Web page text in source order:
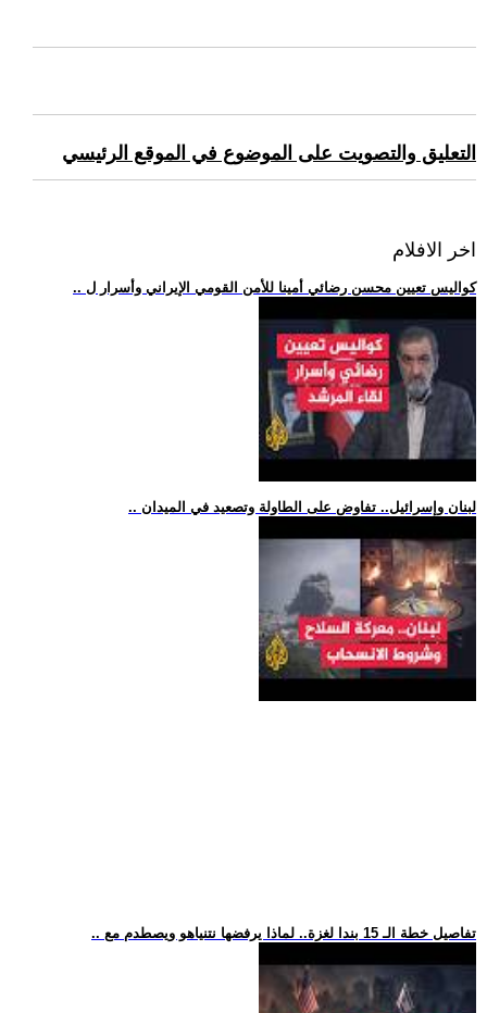
التعليق والتصويت على الموضوع في الموقع الرئيسي
اخر الافلام
.. كواليس تعيين محسن رضائي أمينا للأمن القومي الإيراني وأسرار ل
.. لبنان وإسرائيل.. تفاوض على الطاولة وتصعيد في الميدان
.. تفاصيل خطة الـ 15 بندا لغزة.. لماذا يرفضها نتنياهو ويصطدم مع